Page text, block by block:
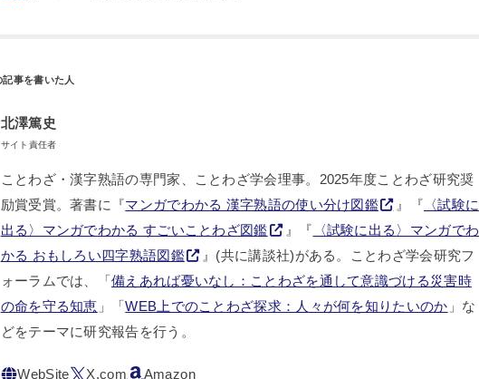
北澤篤史
サイト責任者
ことわざ・漢字熟語の専門家、ことわざ学会理事。2025年度ことわざ研究奨
励賞受賞。著書に『マンガでわかる 漢字熟語の使い分け図鑑 』『 〈試験に
出る〉マンガでわかる すごいことわざ図鑑
』『 〈試験に出る〉マンガでわ
かる おもしろい四字熟語図鑑
』(共に講談社)がある。ことわざ学会研究フ
ォーラムでは、「備えあれば憂いなし：ことわざを通して意識づける災害時
の命を守る知恵 」「WEB上でのことわざ探求：人々が何を知りたいのか 」な
どをテーマに研究報告を行う。